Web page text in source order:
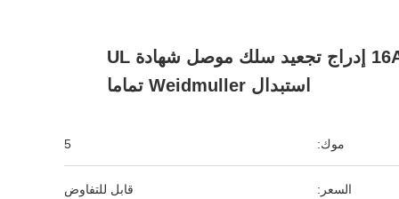
6 القطب 16A إدراج تجعيد سلك موصل شهادة UL
استبدال Weidmuller تماما
موك: 5
السعر: قابل للتفاوض